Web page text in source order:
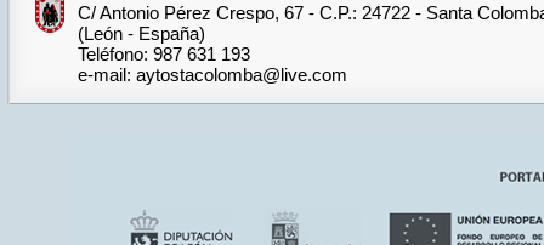
C/ Antonio Pérez Crespo, 67 - C.P.: 24722 - Santa
(León - España)
Teléfono: 987 631 193
e-mail: aytostacolomba@live.com